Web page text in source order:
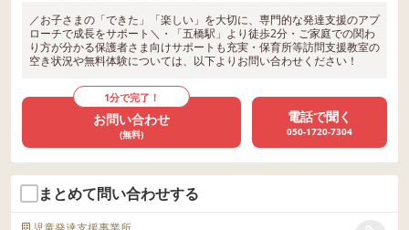
／お子さまの「できた」「楽しい」を大切に、専門的な発達支援のアプ
ローチで成長をサポート＼・「五橋駅」より徒歩2分・ご家庭での関わ
り方が分かる保護者さま向けサポートも充実・保育所等訪問支援教室の
空き状況や無料体験については、以下よりお問い合わせください！
1分で完了！
お問い合わせ
(無料)
電話で聞く
050-1720-7304
まとめて問い合わせする